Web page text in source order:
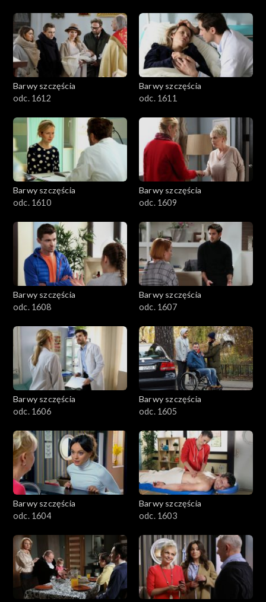
Barwy szczęścia
odc. 1612
Barwy szczęścia
odc. 1611
Barwy szczęścia
odc. 1610
Barwy szczęścia
odc. 1609
Barwy szczęścia
odc. 1608
Barwy szczęścia
odc. 1607
Barwy szczęścia
odc. 1606
Barwy szczęścia
odc. 1605
Barwy szczęścia
odc. 1604
Barwy szczęścia
odc. 1603